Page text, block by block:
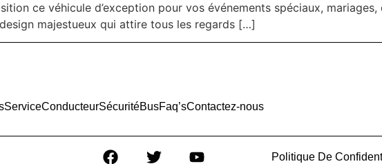
ce véhicule d’exception pour vos événements spéciaux,
majestueux qui attire tous les regards […]
ServiceConducteurSécuritéBusFaq’sContactez-nous
Politique De